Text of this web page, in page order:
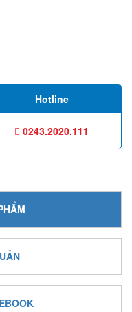
Hotline
0243.2020.111